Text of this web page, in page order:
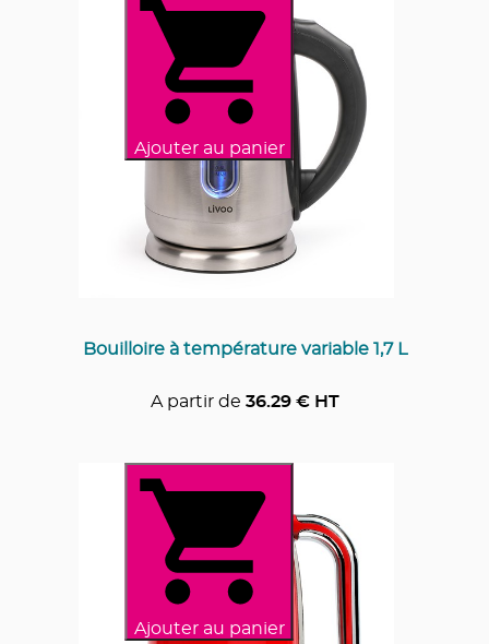
Ajouter au panier
Bouilloire à température variable 1,7 L
A partir de 36.29€ HT
Ajouter au panier